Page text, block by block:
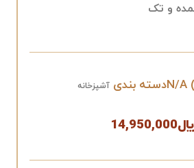
و تک
N/Aدسته بندی آشپزخانه
14,950,000